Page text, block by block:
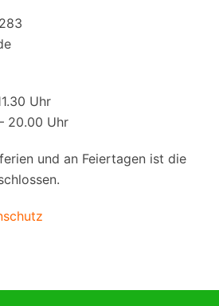
Uhr
20.00 Uhr
und an Feiertagen ist die